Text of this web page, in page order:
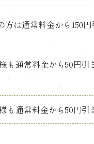
方は通常料金から150
も通常料金から50円引
も通常料金から50円引